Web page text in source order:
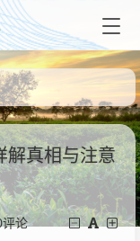
解真相与注意
论